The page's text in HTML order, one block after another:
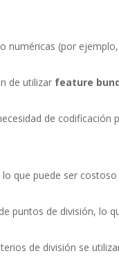
numéricas (por
de utilizar feature
de codificación
que puede ser costoso
puntos de división, lo
de división se